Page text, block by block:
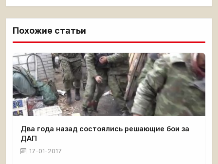
Похожие статьи
Два года назад состоялись решающие бои за
ДАП
17-01-2017